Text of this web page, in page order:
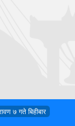
७ गते बिहीबार